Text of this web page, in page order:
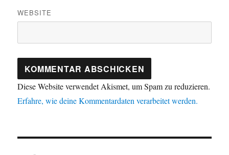
WEBSITE
Diese Website verwendet Akismet, um Spam zu reduzieren.
Erfahre, wie deine Kommentardaten verarbeitet werden.